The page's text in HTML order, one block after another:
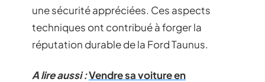
une sécurité appréciées. Ces aspects
techniques ont contribué à forger la
réputation durable de la Ford Taunus.
A lire aussi :Vendre sa voiture en